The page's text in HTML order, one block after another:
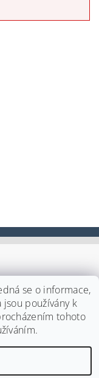
nastavení cookies
se o informace,
používány k
tohoto